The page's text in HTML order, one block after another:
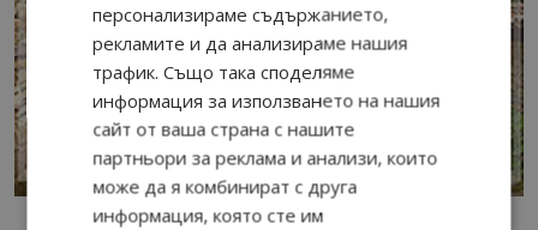
персонализираме съдържанието,
рекламите и да анализираме нашия
трафик. Също така споделяме
информация за използването на нашия
сайт от ваша страна с нашите
партньори за реклама и анализи, които
може да я комбинират с друга
информация, която сте им